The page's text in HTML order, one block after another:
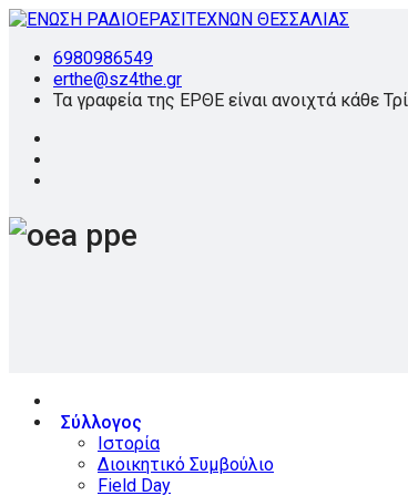
6980986549
erthe@sz4the.gr
Τα γραφεία της ΕΡΘΕ είναι ανοιχτά κάθε
Σύλλογος
Ιστορία
Διοικητικό Συμβούλιο
Field Day